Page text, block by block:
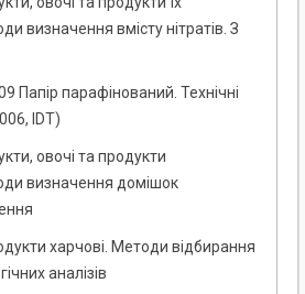
визначення вмісту нітратів. З
парафінований. Технічні
IDТ)
овочі та продукти
визначення домішок
харчові. Методи відбирання
аналізів